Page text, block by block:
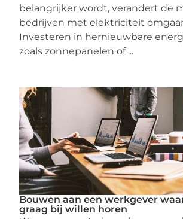
belangrijker wordt, verandert de
bedrijven met elektriciteit
Investeren in hernieuwbare
zoals zonnepanelen of ...
Bouwen aan een werkgever
graag bij willen horen